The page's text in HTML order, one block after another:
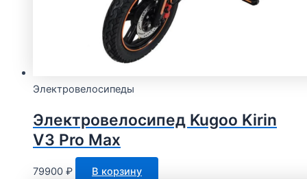
Электровелосипеды
Электровелосипед Kugoo Kirin
V3 Pro Max
79900 ₽ В корзину